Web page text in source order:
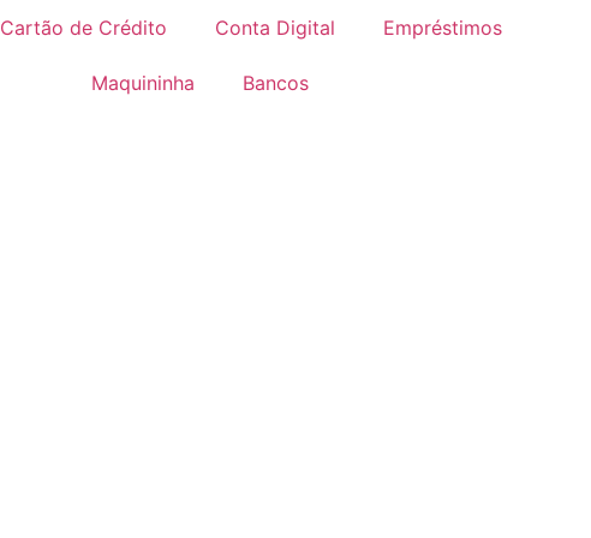
Cartão de Crédito Conta Digital Empréstimos
Maquininha Bancos